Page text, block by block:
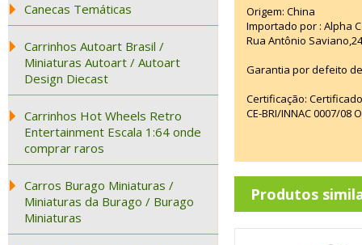
Canecas Temáticas
Carrinhos Autoart Brasil /
Miniaturas Autoart / Autoart
Design Diecast
Carrinhos Hot Wheels Retro
Entertainment Escala 1:64 onde
comprar raros
Carros Burago Miniaturas /
Miniaturas da Burago / Burago
Miniaturas
Origem: China
Importado por : Alpha
Rua Antônio
Garantia por defeito
Certificação:
CE-BRI/INNAC 0007/08
Produtos